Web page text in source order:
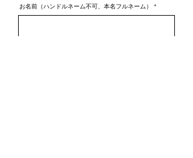
お名前（ハンドルネーム不可、本名フルネーム）